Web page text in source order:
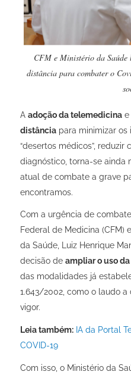
CFM e Ministério da Saúde
distância para combater o
A adoção da telemedicinae
distânciapara minimizar os
“desertos médicos”,
diagnóstico, torna-se ainda
atual de combate a grave
encontramos.
Com a urgência de
Federal de Medicina (CFM)
da Saúde, Luiz Henrique
decisão de ampliar o uso
das modalidades já
1.643/2002, como o laudo a
vigor.
Leia também: IA da Portal
COVID-19
Com isso, o Ministério da